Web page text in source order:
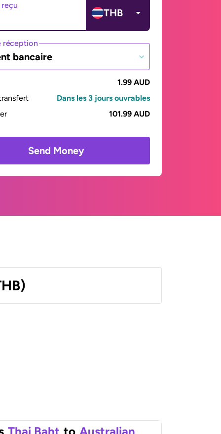
THB
réception
bancaire
1.99 AUD
Dans les 3 jours ouvrables
101.99 AUD
Send Money